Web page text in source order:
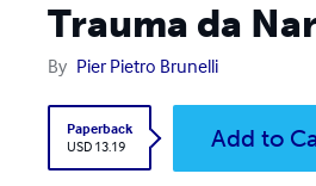
Trauma da
By Pier Pietro Brunelli
Paperback
USD 13.19
Add to